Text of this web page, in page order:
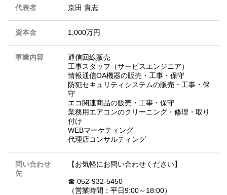
代表者 京田 貴志
資本金 1,000万円
事業内容
通信回線販売
工事スタッフ（サービスエンジニア）
情報通信OA機器の販売・工事・保守
防犯セキュリティシステムの販売・工事・保
守
エコ関連商品の販売・工事・保守
業務用エアコンのクリーニング・修理・取り
付け
WEBマーケティング
代理店コンサルティング
問い合わせ
先
【お気軽にお問い合わせください】
☎ 052-932-5450
（営業時間：平日9:00～18:00）